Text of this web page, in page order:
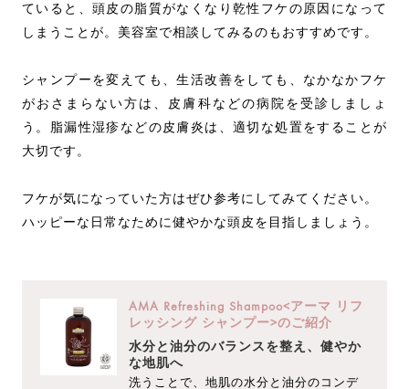
ていると、頭皮の脂質がなくなり乾性フケの原因になって
しまうことが。美容室で相談してみるのもおすすめです。
シャンプーを変えても、生活改善をしても、なかなかフケ
がおさまらない方は、皮膚科などの病院を受診しましょ
う。脂漏性湿疹などの皮膚炎は、適切な処置をすることが
大切です。
フケが気になっていた方はぜひ参考にしてみてください。
ハッピーな日常なために健やかな頭皮を目指しましょう。
AMA Refreshing Shampoo<アーマ リフ
レッシング シャンプー>のご紹介
水分と油分のバランスを整え、健やか
な地肌へ
洗うことで、地肌の水分と油分のコンデ